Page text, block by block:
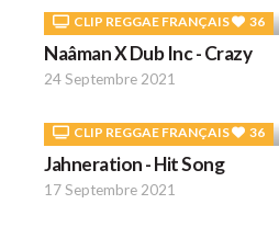
CLIP REGGAE FRANÇAIS 36
Naâman X Dub Inc - Crazy
24 Septembre 2021
CLIP REGGAE FRANÇAIS 36
Jahneration - Hit Song
17 Septembre 2021